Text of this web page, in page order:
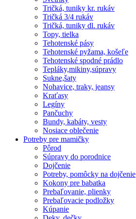
Tričká, tuniky kr. rukáv
Tričká 3/4 rukáv
Tričká, tuniky dl. rukáv
Topy, tielka
Tehotenské pásy
Tehotenské pyžama, košeľe
Tehotenské spodné prádlo
Tepláky,mikiny,súpravy
Sukne,šaty
Nohavice, traky, jeansy
Kraťasy
Legíny
Pančuchy
Bundy, kabáty, vesty
Nosiace oblečenie
Potreby pre mamičky
Pôrod
Súpravy do porodnice
Dojčenie
Potreby, pomôcky na dojčenie
Kokony pre babatka
Prebaľovanie, plienky
Prebaľovacie podložky
Kúpanie